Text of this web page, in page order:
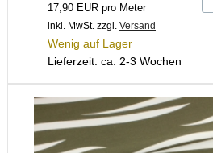
17,90 EUR pro Meter
inkl. MwSt. zzgl. Versand
Wenig auf Lager
Lieferzeit: ca. 2-3 Wochen